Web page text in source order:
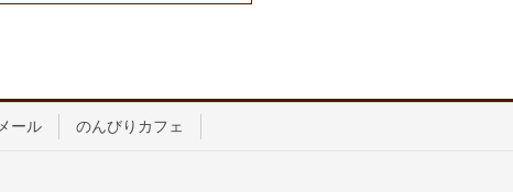
ール のんびりカフェ